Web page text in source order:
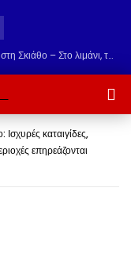
Vesuvio: Η απόλυτη γεύση της ιταλικής κουζίνας στη Σκιάθο – Στο λιμάνι, τώρα & στην Αγία Παρασκευή!
Ισχυρές καταιγίδες,
επηρεάζονται